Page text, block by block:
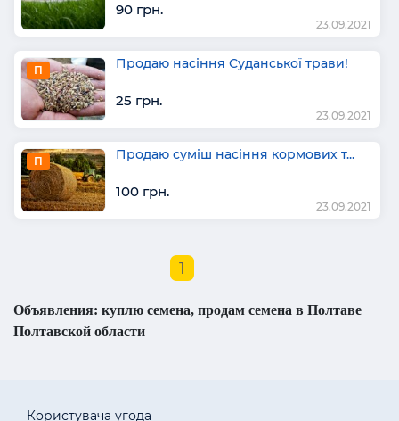
90 грн.
23.09.2021
П Продаю насіння Суданської трави!
25 грн.
23.09.2021
П Продаю суміш насіння кормових т...
100 грн.
23.09.2021
1
Объявления: куплю семена, продам семена в Полтаве
Полтавской области
Користувача угода